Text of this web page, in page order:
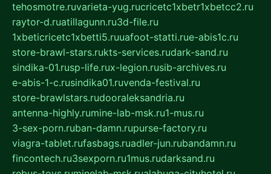
tehosmotre.ruvarieta-yug.rucricetc1xbetr1xbetcc2.ru
raytor-d.ruatillagunn.ru3d-file.ru
1xbeticricetc1xbetti5.ruuafoot-statti.rue-abis1c.ru
store-brawl-stars.rukts-services.rudark-sand.ru
sindika-01.rusp-life.rux-legion.rusib-archives.ru
e-abis-1-c.rusindika01.ruvenda-festival.ru
store-brawlstars.rudooraleksandria.ru
antenna-highly.rumine-lab-msk.ru1-mus.ru
3-sex-porn.ruban-damn.rupurse-factory.ru
viagra-tablet.rufasbags.ruadler-jun.rubandamn.ru
fincontech.ru3sexporn.ru1mus.rudarksand.ru